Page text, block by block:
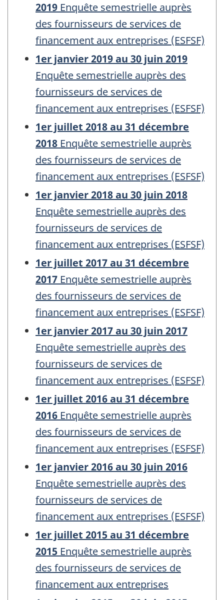
2019 Enquête semestrielle auprès
des fournisseurs de services de
financement aux entreprises (ESFSF)
1er janvier 2019 au 30 juin 2019
Enquête semestrielle auprès des
fournisseurs de services de
financement aux entreprises (ESFSF)
1er juillet 2018 au 31 décembre
2018 Enquête semestrielle auprès
des fournisseurs de services de
financement aux entreprises (ESFSF)
1er janvier 2018 au 30 juin 2018
Enquête semestrielle auprès des
fournisseurs de services de
financement aux entreprises (ESFSF)
1er juillet 2017 au 31 décembre
2017 Enquête semestrielle auprès
des fournisseurs de services de
financement aux entreprises (ESFSF)
1er janvier 2017 au 30 juin 2017
Enquête semestrielle auprès des
fournisseurs de services de
financement aux entreprises (ESFSF)
1er juillet 2016 au 31 décembre
2016 Enquête semestrielle auprès
des fournisseurs de services de
financement aux entreprises (ESFSF)
1er janvier 2016 au 30 juin 2016
Enquête semestrielle auprès des
fournisseurs de services de
financement aux entreprises (ESFSF)
1er juillet 2015 au 31 décembre
2015 Enquête semestrielle auprès
des fournisseurs de services de
financement aux entreprises